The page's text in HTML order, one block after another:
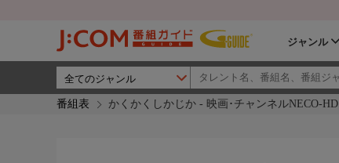
ジャンル
番組表 かくかくしかじか - 映画･チャンネルNECO-HD